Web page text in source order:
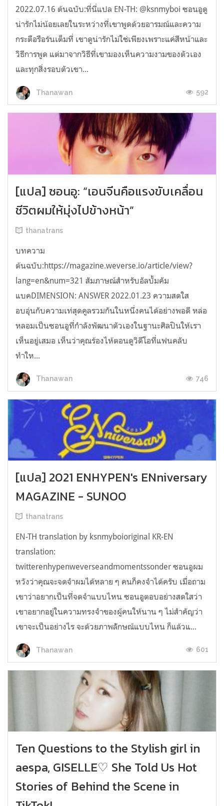
2022.07.16 ต้นฉบับ:ที่นี่แปล EN-TH: @ksnmyboi ซอนอูดู
น่ารักไม่น้อยเลยในระหว่างที่เขาพูดด้วยอารมณ์และความ
กระตือรือร้นเต็มที่ เขาดูน่ารักไม่ใช่เพียงเพราะแค่สีหน้าและ
วิธีการพูด แต่มาจากวิธีที่เขามองเห็นความงามของตัวเอง
และทุกสิ่งรอบตัวเขา...
Thanawan 592
[แปล] ซอนอู: “เอนจีนคือแรงขับเคลื่อน
ชีวิตผมให้มุ่งไปข้างหน้า”
thanatrans
บทความ
ต้นฉบับ:https://magazine.weverse.io/article/view?
lang=en&num=321 สัมภาษณ์สำหรับอัลบั้มคัม
แบคDIMENSION: ANSWER 2022.01.23 ความสดใส
อบอุ่นกับความเท่สุดคูลรวมกันในหนึ่งคนได้อย่างพอดี หล่อ
หลอมเป็นซอนอูที่กำลังพัฒนาตัวเองในฐานะศิลปินให้เรา
เห็นอยู่เสมอ เห็นว่าคุณร้องไห้ตอนดูวิดีโอที่แฟนคลับ
ทำให...
Thanawan 746
[แปล] 2021 ENHYPEN's ENniversary
MAGAZINE - SUNOO
thanatrans
EN-TH translation by ksnmyboioriginal KR-EN
translation:
twitterenhypenweverseandmomentssonder ซอนอูผม
หวังว่าคุณจะจดจำผมได้หลาย ๆ คนก็คงจำได้ครับ เมื่อถาม
เขาว่าอยากเป็นที่จดจำแบบไหน ซอนอูตอบอย่างสดใสว่า
เขาอยากอยู่ในความทรงจำของผู้คนให้นาน ๆ ไม่สำคัญว่า
เขาจะเป็นอย่างไร จะด้วยภาพลัักษณ์​แบบไหน ก็แล้วแ...
Thanawan 601
Ten Questions to the Stylish girl in
aespa, GISELLE♡ She Told Us Hot
Stories of Behind the Scene in